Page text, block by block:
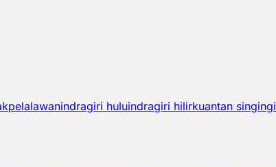
pelalawanindragiri huluindragiri hilirkuantan singingi